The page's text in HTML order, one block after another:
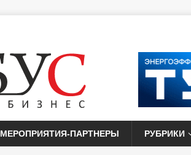
МЕРОПРИЯТИЯ-ПАРТНЕРЫ РУБРИКИ